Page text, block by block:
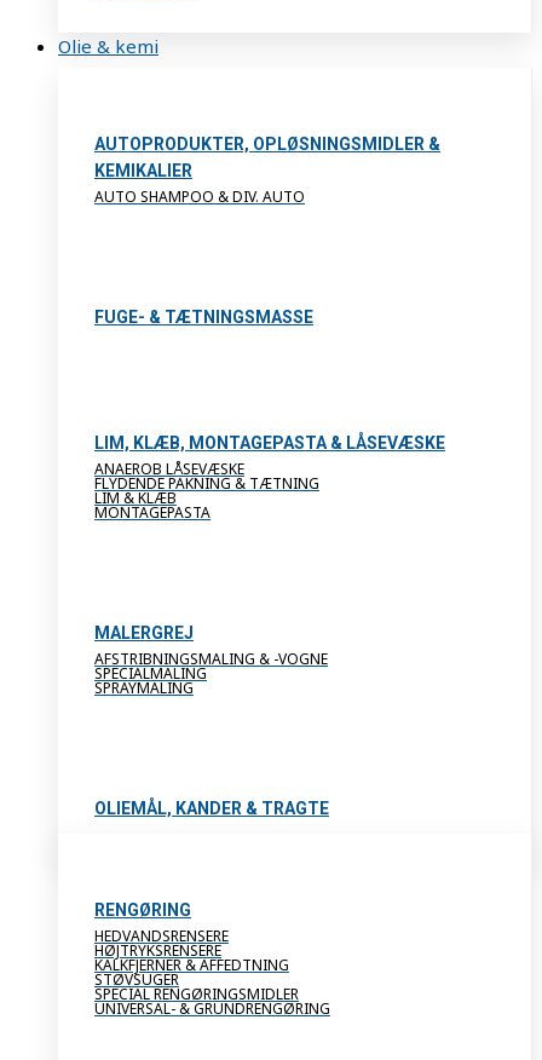
Olie & kemi
AUTOPRODUKTER, OPLØSNINGSMIDLER &
KEMIKALIER
AUTO SHAMPOO & DIV. AUTO
FUGE- & TÆTNINGSMASSE
LIM, KLÆB, MONTAGEPASTA & LÅSEVÆSKE
ANAEROB LÅSEVÆSKE
FLYDENDE PAKNING & TÆTNING
LIM & KLÆB
MONTAGEPASTA
MALERGREJ
AFSTRIBNINGSMALING & -VOGNE
SPECIALMALING
SPRAYMALING
OLIEMÅL, KANDER & TRAGTE
RENGØRING
HEDVANDSRENSERE
HØJTRYKSRENSERE
KALKFJERNER & AFFEDTNING
STØVSUGER
SPECIAL RENGØRINGSMIDLER
UNIVERSAL- & GRUNDRENGØRING